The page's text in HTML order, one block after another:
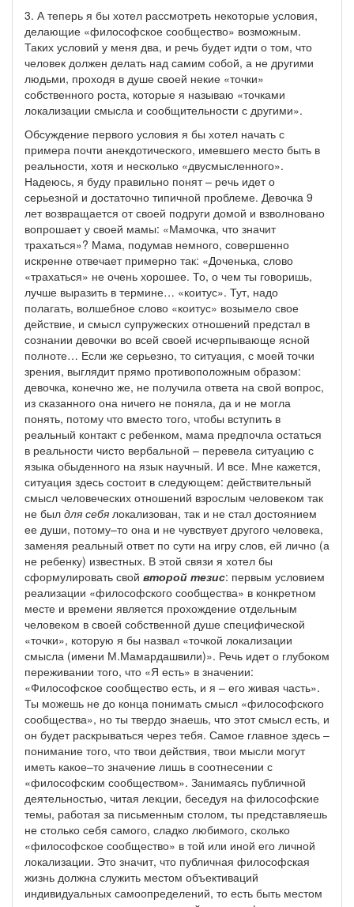
3. А теперь я бы хотел рассмотреть некоторые условия,
делающие «философское сообщество» возможным.
Таких условий у меня два, и речь будет идти о том, что
человек должен делать над самим собой, а не другими
людьми, проходя в душе своей некие «точки»
собственного роста, которые я называю «точками
локализации смысла и сообщительности с другими».
Обсуждение первого условия я бы хотел начать с
примера почти анекдотического, имевшего место быть в
реальности, хотя и несколько «двусмысленного».
Надеюсь, я буду правильно понят – речь идет о
серьезной и достаточно типичной проблеме. Девочка 9
лет возвращается от своей подруги домой и взволновано
вопрошает у своей мамы: «Мамочка, что значит
трахаться»? Мама, подумав немного, совершенно
искренне отвечает примерно так: «Доченька, слово
«трахаться» не очень хорошее. То, о чем ты говоришь,
лучше выразить в термине… «коитус». Тут, надо
полагать, волшебное слово «коитус» возымело свое
действие, и смысл супружеских отношений предстал в
сознании девочки во всей своей исчерпывающе ясной
полноте… Если же серьезно, то ситуация, с моей точки
зрения, выглядит прямо противоположным образом:
девочка, конечно же, не получила ответа на свой вопрос,
из сказанного она ничего не поняла, да и не могла
понять, потому что вместо того, чтобы вступить в
реальный контакт с ребенком, мама предпочла остаться
в реальности чисто вербальной – перевела ситуацию с
языка обыденного на язык научный. И все. Мне кажется,
ситуация здесь состоит в следующем: действительный
смысл человеческих отношений взрослым человеком так
не был для себя локализован, так и не стал достоянием
ее души, потому–то она и не чувствует другого человека,
заменяя реальный ответ по сути на игру слов, ей лично (а
не ребенку) известных. В этой связи я хотел бы
сформулировать свой второй тезис: первым условием
реализации «философского сообщества» в конкретном
месте и времени является прохождение отдельным
человеком в своей собственной душе специфической
«точки», которую я бы назвал «точкой локализации
смысла (имени М.Мамардашвили)». Речь идет о глубоком
переживании того, что «Я есть» в значении:
«Философское сообщество есть, и я – его живая часть».
Ты можешь не до конца понимать смысл «философского
сообщества», но ты твердо знаешь, что этот смысл есть, и
он будет раскрываться через тебя. Самое главное здесь –
понимание того, что твои действия, твои мысли могут
иметь какое–то значение лишь в соотнесении с
«философским сообществом». Занимаясь публичной
деятельностью, читая лекции, беседуя на философские
темы, работая за письменным столом, ты представляешь
не столько себя самого, сладко любимого, сколько
«философское сообщество» в той или иной его личной
локализации. Это значит, что публичная философская
жизнь должна служить местом объективаций
индивидуальных самоопределений, то есть быть местом